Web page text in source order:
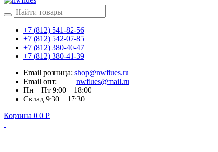
+7 (812) 541-82-56
+7 (812) 542-07-85
+7 (812) 380-40-47
+7 (812) 380-41-39
Email розница: shop@nwflues.ru
Email опт: nwflues@mail.ru
Пн—Пт 9:00—18:00
Склад 9:30—17:30
Корзина 0 0 Р